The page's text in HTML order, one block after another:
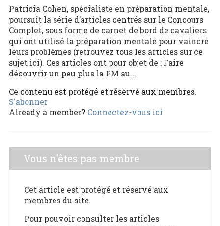
Patricia Cohen, spécialiste en préparation mentale,
poursuit la série d’articles centrés sur le Concours
Complet, sous forme de carnet de bord de cavaliers
qui ont utilisé la préparation mentale pour vaincre
leurs problèmes (retrouvez tous les articles sur ce
sujet ici). Ces articles ont pour objet de : Faire
découvrir un peu plus la PM au...
Ce contenu est protégé et réservé aux membres.
S'abonner
Already a member? Connectez-vous ici
Vous n'êtes pas membre
Cet article est protégé et réservé aux
membres du site.
Pour pouvoir consulter les articles